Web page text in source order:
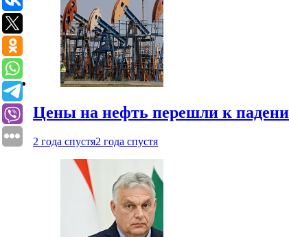
Цены на нефть перешли к
2 года спустя2 года спустя